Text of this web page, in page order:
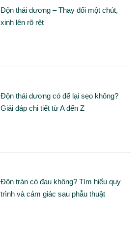
Độn thái dương – Thay đổi một chút,
xinh lên rõ rệt
Độn thái dương có để lại sẹo không?
Giải đáp chi tiết từ A đến Z
Độn trán có đau không? Tìm hiểu quy
trình và cảm giác sau phẫu thuật